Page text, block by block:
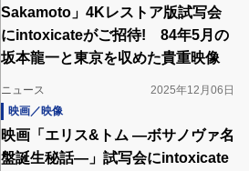
Sakamoto」4Kレストア版試写会
にintoxicateがご招待! 84年5⽉の
坂本龍一と東京を収めた貴重映像
ニュース
2025年12月06日
映画／映像
映画「エリス&トム ―ボサノヴァ名
盤誕生秘話―」試写会にintoxicate